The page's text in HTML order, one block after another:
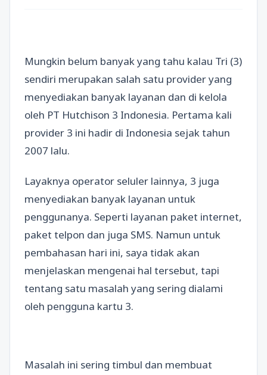
Mungkin belum banyak yang tahu kalau Tri (3)
sendiri merupakan salah satu provider yang
menyediakan banyak layanan dan di kelola
oleh PT Hutchison 3 Indonesia. Pertama kali
provider 3 ini hadir di Indonesia sejak tahun
2007 lalu.
Layaknya operator seluler lainnya, 3 juga
menyediakan banyak layanan untuk
penggunanya. Seperti layanan paket internet,
paket telpon dan juga SMS. Namun untuk
pembahasan hari ini, saya tidak akan
menjelaskan mengenai hal tersebut, tapi
tentang satu masalah yang sering dialami
oleh pengguna kartu 3.
Masalah ini sering timbul dan membuat